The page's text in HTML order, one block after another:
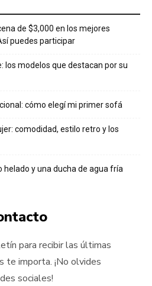
de $3,000 en los mejores
puedes participar
los modelos que destacan por su
cómo elegí mi primer sofá
comodidad, estilo retro y los
helado y una ducha de agua fría
para recibir las últimas
te importa. ¡No olvides
sociales!